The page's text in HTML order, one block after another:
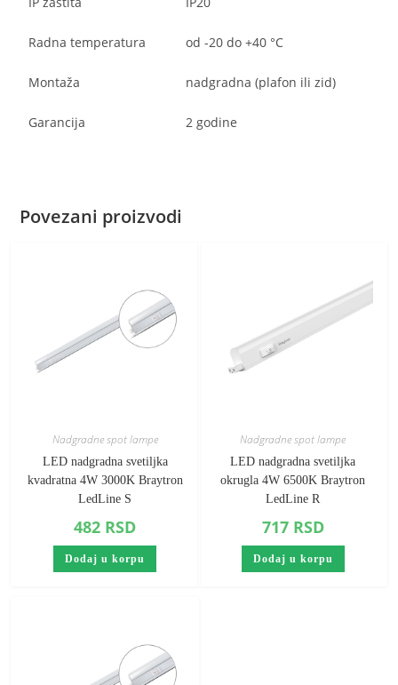
Radna temperatura od -20 do +40 °C
Montaža nadgradna (plafon ili zid)
Garancija 2 godine
Povezani proizvodi
Nadgradne spot lampe
LED nadgradna svetiljka
kvadratna 4W 3000K Braytron
LedLine S
482 RSD
Dodaj u korpu
Nadgradne spot lampe
LED nadgradna svetiljka
okrugla 4W 6500K Braytron
LedLine R
717 RSD
Dodaj u korpu